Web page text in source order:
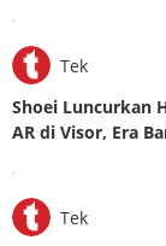
.
Tek
Shoei Luncurkan
AR di Visor, Era
.
Tek